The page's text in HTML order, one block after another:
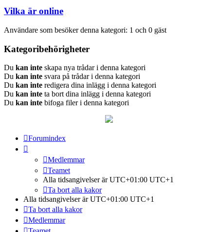
Vilka är online
Användare som besöker denna kategori: 1 och 0 gäst
Kategoribehörigheter
Du kan inte skapa nya trådar i denna kategori
Du kan inte svara på trådar i denna kategori
Du kan inte redigera dina inlägg i denna kategori
Du kan inte ta bort dina inlägg i denna kategori
Du kan inte bifoga filer i denna kategori
Forumindex
Medlemmar
Teamet
Alla tidsangivelser är UTC+01:00 UTC+1
Ta bort alla kakor
Alla tidsangivelser är UTC+01:00 UTC+1
Ta bort alla kakor
Medlemmar